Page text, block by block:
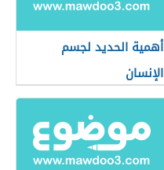
أهمية الحديد لجسم
الإنسان